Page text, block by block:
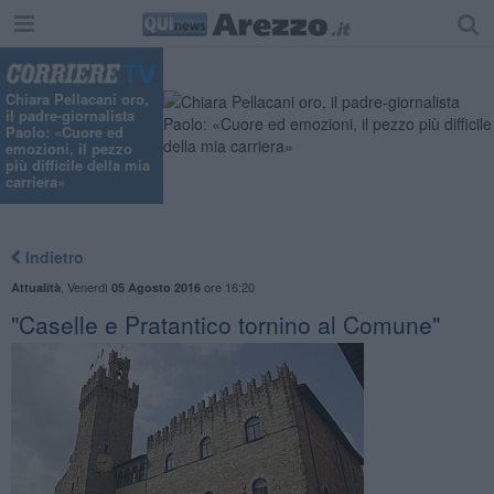
Chiara Pellacani oro,
il padre-giornalista
Paolo: «Cuore ed
emozioni, il pezzo
più difficile della mia
carriera»
Indietro
Attualità Venerdì 05 Agosto 2016ore 16:20
"Caselle e Pratantico tornino al Comune"